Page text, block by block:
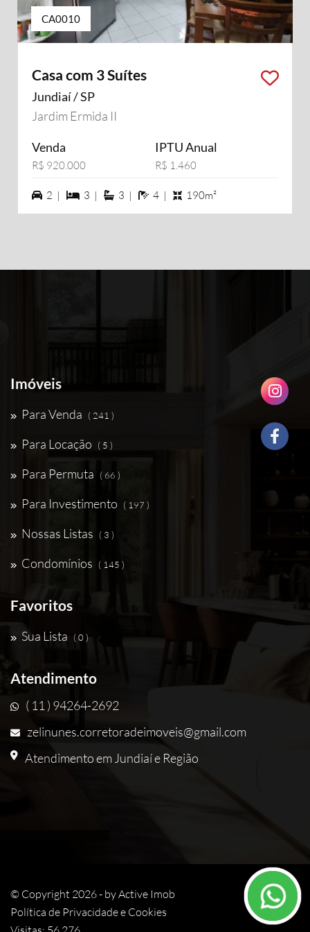
CA0010
Casa com 3 Suítes
Jundiaí / SP
Jardim Ermida II
Venda
R$ 920.000
IPTU Anual
R$ 1.460
2 vagas na garagem
2 | 3 dormiórios
3 | 3 suítes
3 | 4 banheiros
4 | 190m²
Imóveis
Para Venda ( 241 )
Para Locação ( 5 )
Para Permuta ( 66 )
Para Investimento ( 197 )
Nossas Listas ( 3 )
Condomínios ( 145 )
Favoritos
Sua Lista ( 0 )
Atendimento
( 11 ) 94264-2692
zelinunes.corretoradeimoveis@gmail.com
Atendimento em Jundiaí e Região
© Copyright 2026 - byActive Imob
Política de Privacidade e Cookies